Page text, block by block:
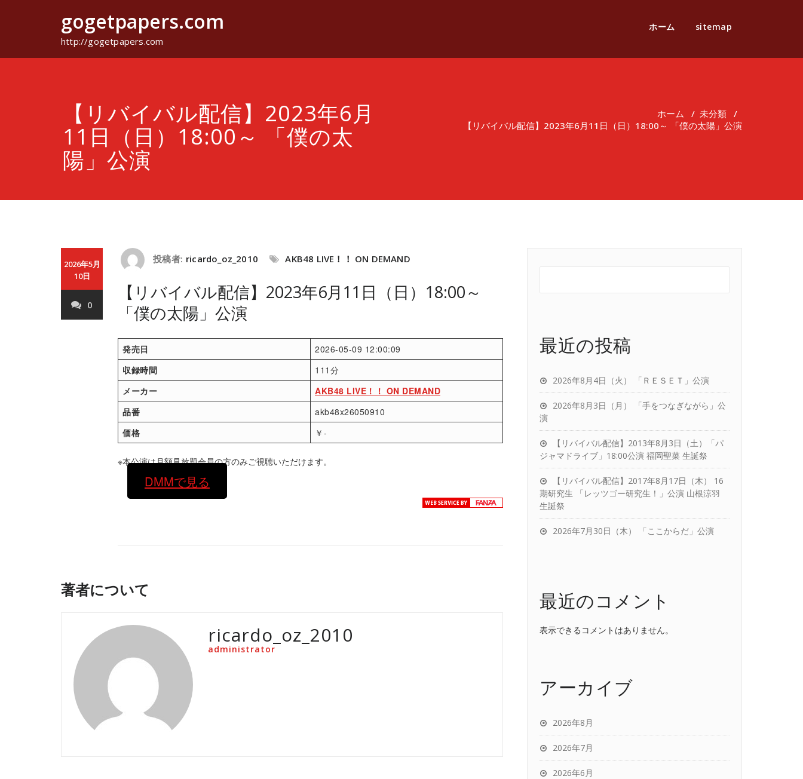
gogetpapers.com
http://gogetpapers.com
ホーム sitemap
【リバイバル配信】2023年6月
11日（日）18:00～ 「僕の太
陽」公演
ホーム / 未分類 /
【リバイバル配信】2023年6月11日（日）18:00～ 「僕の太陽」公演
2026年5月
10日
0
投稿者: ricardo_oz_2010 AKB48 LIVE！！ ON DEMAND
【リバイバル配信】2023年6月11日（日）18:00～
「僕の太陽」公演
発売日
2026-05-09 12:00:09
収録時間
111分
メーカー
AKB48 LIVE！！ ON DEMAND
品番
akb48x26050910
価格
￥-
※本公演は月額見放題会員の方のみご視聴いただけます。
DMMで見る
著者について
ricardo_oz_2010
administrator
最近の投稿
2026年8月4日（火） 「ＲＥＳＥＴ」公演
2026年8月3日（月） 「手をつなぎながら」公
演
【リバイバル配信】2013年8月3日（土）「パ
ジャマドライブ」18:00公演 福岡聖菜 生誕祭
【リバイバル配信】2017年8月17日（木） 16
期研究生 「レッツゴー研究生！」公演 山根涼羽
生誕祭
2026年7月30日（木） 「ここからだ」公演
最近のコメント
表示できるコメントはありません。
アーカイブ
2026年8月
2026年7月
2026年6月